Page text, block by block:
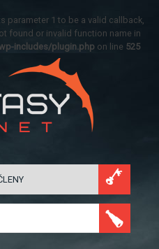
parameter 1 to be a valid callback,
found or invalid function name in
includes/plugin.php on line 525